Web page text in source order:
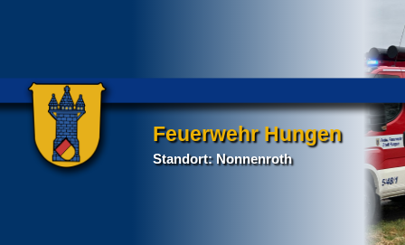
Feuerwehr Hungen
Standort: Nonnenroth